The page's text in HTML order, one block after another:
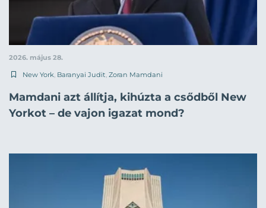
2026. május 28.
New York Baranyai Judit Zoran Mamdani
Mamdani azt állítja, kihúzta a csődből New
Yorkot – de vajon igazat mond?